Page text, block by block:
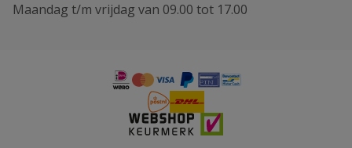
Maandag t/m vrijdag van 09.00 tot 17.00